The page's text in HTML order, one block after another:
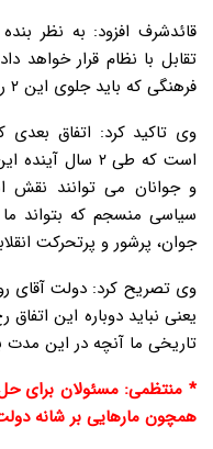
تقابل با نظام قرار خواهد
فرهنگی که باید جلوی این ۲ راه کاذب هم گرفته شود.
وی تاکید کرد: اتفاق بعدی
است که طی ۲
و جوانان می توانند نقش
جوان، پرشور و پرتحرکت
وی تصریح کرد: دولت آقای
یعنی نباید دوباره این
تاریخی ما آنچه در این مدت
* منتظمی: مسئولان برای حل
همچون مارهایی بر شانه